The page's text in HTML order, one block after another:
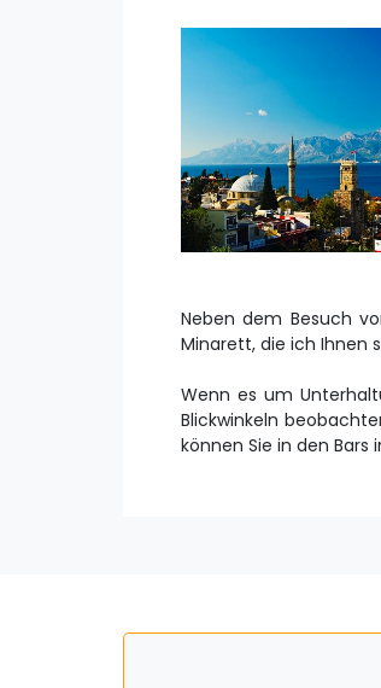
Neben dem Besuch
Minarett, die ich Ihnen
Wenn es um
Blickwinkeln
können Sie in den Bars